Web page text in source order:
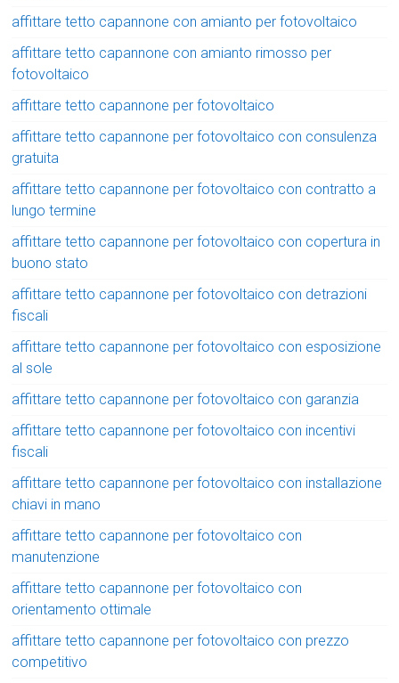
affittare tetto capannone con amianto per fotovoltaico
affittare tetto capannone con amianto rimosso per
fotovoltaico
affittare tetto capannone per fotovoltaico
affittare tetto capannone per fotovoltaico con consulenza
gratuita
affittare tetto capannone per fotovoltaico con contratto a
lungo termine
affittare tetto capannone per fotovoltaico con copertura in
buono stato
affittare tetto capannone per fotovoltaico con detrazioni
fiscali
affittare tetto capannone per fotovoltaico con esposizione
al sole
affittare tetto capannone per fotovoltaico con garanzia
affittare tetto capannone per fotovoltaico con incentivi
fiscali
affittare tetto capannone per fotovoltaico con installazione
chiavi in mano
affittare tetto capannone per fotovoltaico con
manutenzione
affittare tetto capannone per fotovoltaico con
orientamento ottimale
affittare tetto capannone per fotovoltaico con prezzo
competitivo